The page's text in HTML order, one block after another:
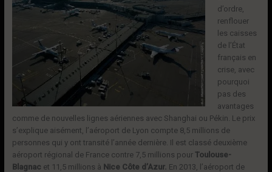
d’ordre,
renflouer
les caisses
de l’État
français en
crise, avec
pourquoi
pas des
avantages
comme de nouvelles lignes aériennes avec Shanghai ou Pékin. Le prix
s’explique aisément, l’aéroport de Lyon compte 8,5 millions de
personnes qui y ont transité l’année dernière. Il est classé deuxième
aéroport régional de France contre 7,5 millions pourToulouse-
Blagnac et 11,5 millions à Nice Côte d’Azur. En 2013, l’aéroport de